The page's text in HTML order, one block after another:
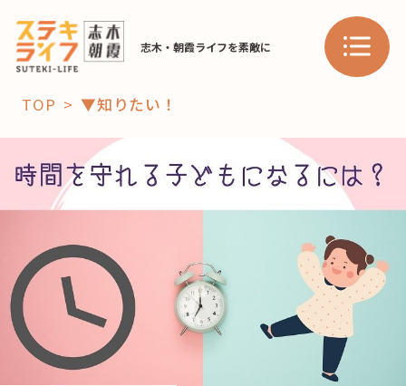
志木・朝霞ライフを素敵に
「コト」
子育て
暮らし
スポット 学び・教育
「場」
TOP ▼知りたい！